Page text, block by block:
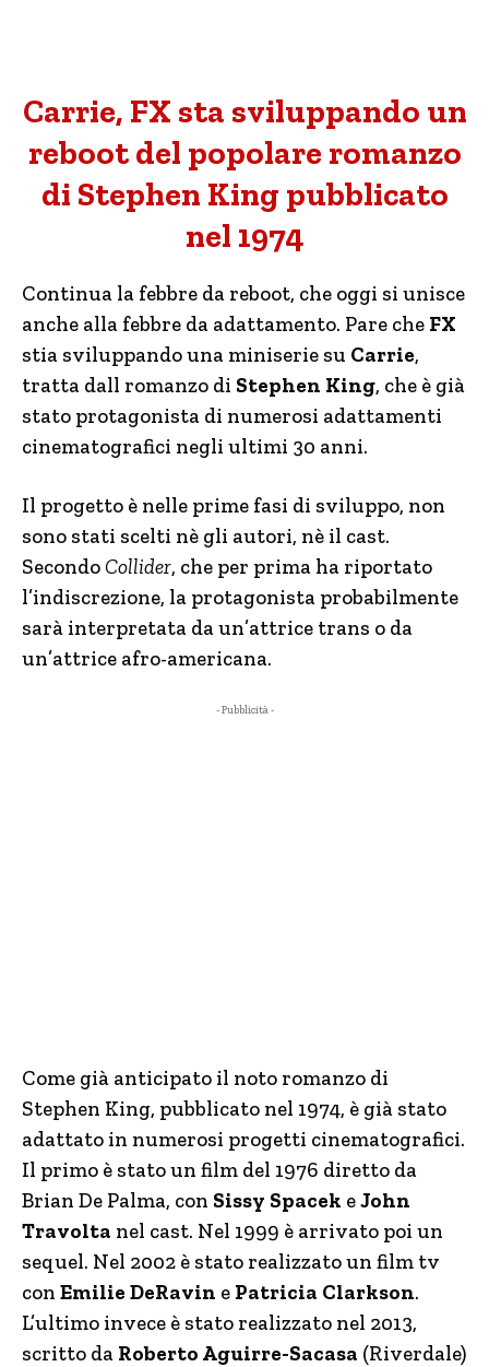
Carrie, FX sta sviluppando un
reboot del popolare romanzo
di Stephen King pubblicato
nel 1974
Continua la febbre da reboot, che oggi si unisce
anche alla febbre da adattamento. Pare che FX
stia sviluppando una miniserie su Carrie,
tratta dall romanzo di Stephen King, che è già
stato protagonista di numerosi adattamenti
cinematografici negli ultimi 30 anni.
Il progetto è nelle prime fasi di sviluppo, non
sono stati scelti nè gli autori, nè il cast.
SecondoCollider, che per prima ha riportato
l’indiscrezione, la protagonista probabilmente
sarà interpretata da un’attrice trans o da
un’attrice afro-americana.
- Pubblicità -
Come già anticipato il noto romanzo di
Stephen King, pubblicato nel 1974, è già stato
adattato in numerosi progetti cinematografici.
Il primo è stato un film del 1976 diretto da
Brian De Palma, con Sissy Spacek eJohn
Travolta nel cast. Nel 1999 è arrivato poi un
sequel. Nel 2002 è stato realizzato un film tv
con Emilie DeRavin e Patricia Clarkson.
L’ultimo invece è stato realizzato nel 2013,
scritto da Roberto Aguirre-Sacasa (Riverdale)